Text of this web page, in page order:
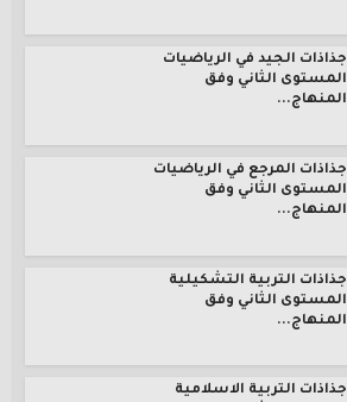
جذاذات الجيد في الرياضيات
المستوى الثاني وفق
المنهاج...
جذاذات المرجع في الرياضيات
المستوى الثاني وفق
المنهاج...
جذاذات التربية التشكيلية
المستوى الثاني وفق
المنهاج...
جذاذات التربية الاسلامية